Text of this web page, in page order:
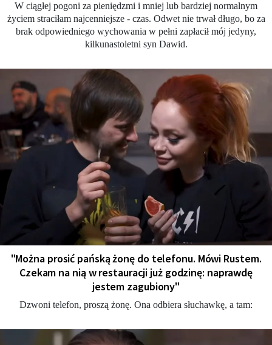
W ciągłej pogoni za pieniędzmi i mniej lub bardziej normalnym
życiem straciłam najcenniejsze - czas. Odwet nie trwał długo, bo za
brak odpowiedniego wychowania w pełni zapłacił mój jedyny,
kilkunastoletni syn Dawid.
"Można prosić pańską żonę do telefonu. Mówi Rustem.
Czekam na nią w restauracji już godzinę: naprawdę
jestem zagubiony"
Dzwoni telefon, proszą żonę. Ona odbiera słuchawkę, a tam: